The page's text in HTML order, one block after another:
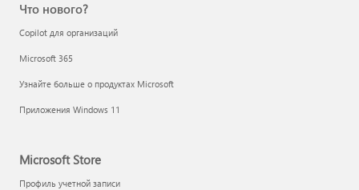
Что нового?
Copilot для организаций
Microsoft 365
Узнайте больше о продуктах Microsoft
Приложения Windows 11
Microsoft Store
Профиль учетной записи